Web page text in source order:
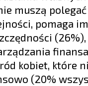
muszą
pomaga
kobiet, które
(20%